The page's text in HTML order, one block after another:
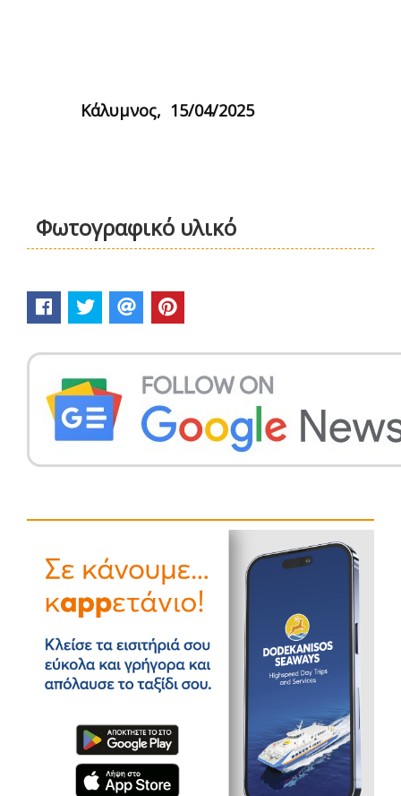
Κάλυμνος, 15/04/2025
Φωτογραφικό υλικό